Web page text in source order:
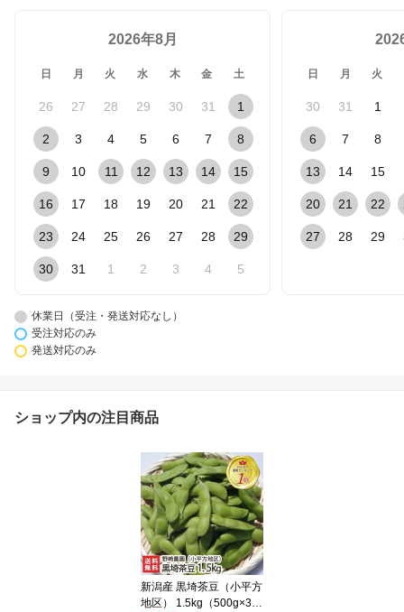
2026年8月
日 月 火 水 木 金 土
26 27 28 29 30 31 1
2 3 4 5 6 7 8
9 10 11 12 13 14 15
16 17 18 19 20 21 22
23 24 25 26 27 28 29
30 31 1 2 3 4 5
日 月 火
30 31 1
6 7 8
13 14 15
20 21 22
27 28 29
休業日（受注・発送対応なし）
受注対応のみ
発送対応のみ
ショップ内の注目商品
新潟産 黒埼茶豆（小平方
地区） 1.5kg（500g×3